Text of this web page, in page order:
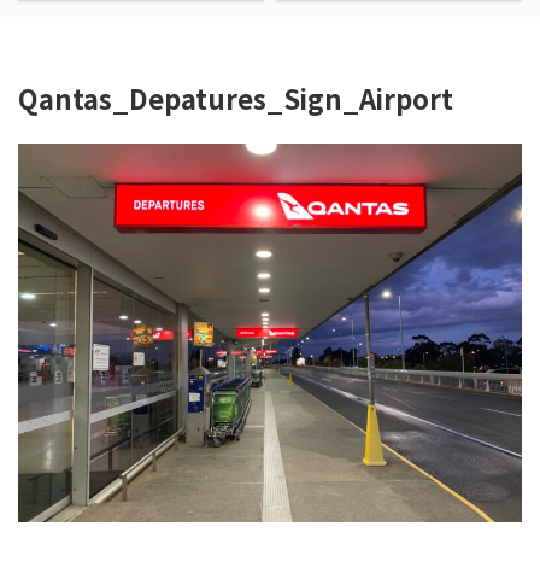
Qantas_Depatures_Sign_Airport